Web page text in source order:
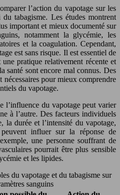
l’action du vapotage sur les
tabagisme. Les études montrent
important et mieux documenté sur
notamment la glycémie, les
et la coagulation. Cependant,
est sans risque. Il est essentiel de
pratique relativement récente et
santé sont encore mal connus. Des
nécessaires pour mieux comprendre
du vapotage.
l’influence du vapotage peut varier
à l’autre. Des facteurs individuels
la durée et l’intensité du vapotage,
influer sur la réponse de
une personne souffrant de
pourrait être plus sensible
et les lipides.
du vapotage et du tabagisme sur
sanguins